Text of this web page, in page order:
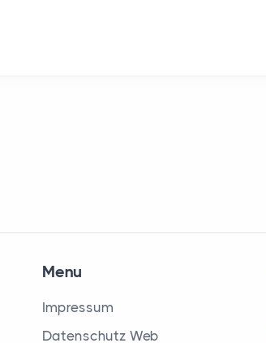
Menu
Impressum
Datenschutz Web